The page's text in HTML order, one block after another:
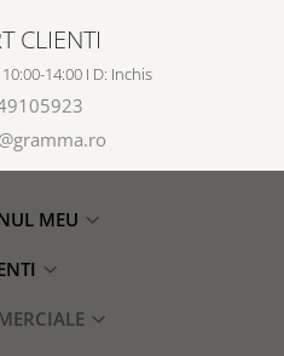
CLIENTI
14:00 I D: Inchis
MEU